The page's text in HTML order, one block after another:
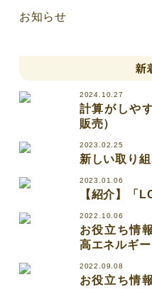
お知らせ
新
2024.10.27
計算がしや
販売）
2023.02.25
新しい取り
2023.01.06
【紹介】「
2022.10.06
お役立ち情
高エネルギ
2022.09.08
お役立ち情